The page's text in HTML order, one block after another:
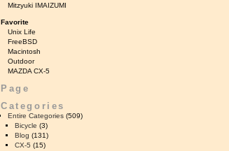
Mitzyuki IMAIZUMI
Favorite
Unix Life
FreeBSD
Macintosh
Outdoor
MAZDA CX-5
Page
Categories
Entire Categories (509)
Bicycle (3)
Blog (131)
CX-5 (15)